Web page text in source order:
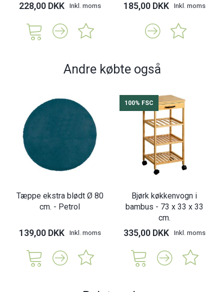
228,00 DKK Inkl. moms 185,00 DKK Inkl. moms
Andre købte også
Tæppe ekstra blødt Ø 80
cm. - Petrol
139,00 DKK Inkl. moms
100% FSC
Bjørk køkkenvogn i
bambus - 73 x 33 x 33
cm.
335,00 DKK Inkl. moms